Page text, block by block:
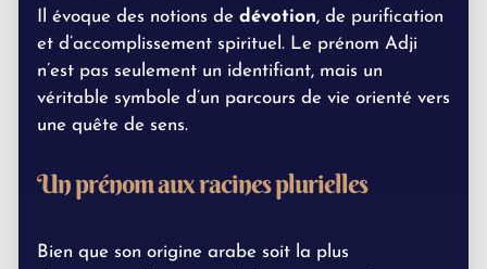
Il évoque des notions de dévotion, de purification
et d’accomplissement spirituel. Le prénom Adji
n’est pas seulement un identifiant, mais un
véritable symbole d’un parcours de vie orienté vers
une quête de sens.
Un prénom aux racines plurielles
Bien que son origine arabe soit la plus